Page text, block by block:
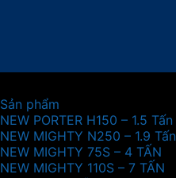
Sản phẩm
NEW PORTER H150 – 1.5 Tấn
NEW MIGHTY N250 – 1.9 Tấn
NEW MIGHTY 75S – 4 TẤN
NEW MIGHTY 110S – 7 TẤN